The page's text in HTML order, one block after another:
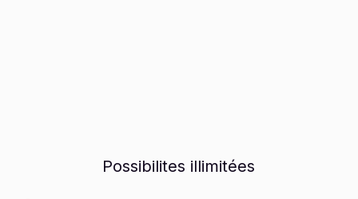
Possibilites illimitées